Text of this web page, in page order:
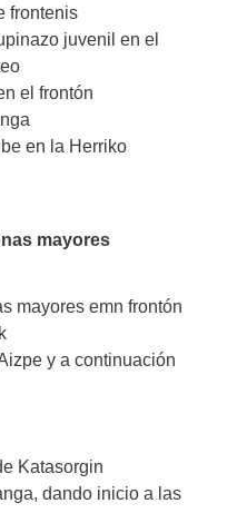
frontenis
juvenil en el
el frontón
en la Herriko
mayores
mayores emn frontón
y a continuación
Katasorgin
dando inicio a las